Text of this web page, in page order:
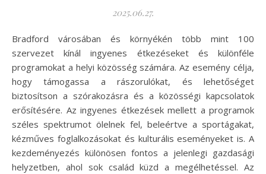
2025.06.27.
Bradford városában és környékén több mint 100
szervezet kínál ingyenes étkezéseket és különféle
programokat a helyi közösség számára. Az esemény célja,
hogy támogassa a rászorulókat, és lehetőséget
biztosítson a szórakozásra és a közösségi kapcsolatok
erősítésére. Az ingyenes étkezések mellett a programok
széles spektrumot ölelnek fel, beleértve a sportágakat,
kézműves foglalkozásokat és kulturális eseményeket is. A
kezdeményezés különösen fontos a jelenlegi gazdasági
helyzetben, ahol sok család küzd a megélhetéssel. Az